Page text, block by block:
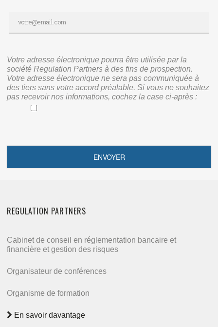
Votre adresse électronique pourra être utilisée par la
société Regulation Partners à des fins de prospection.
Votre adresse électronique ne sera pas communiquée à
des tiers sans votre accord préalable. Si vous ne souhaitez
pas recevoir nos informations, cochez la case ci-après :
REGULATION PARTNERS
Cabinet de conseil en réglementation bancaire et
financière et gestion des risques
Organisateur de conférences
Organisme de formation
En savoir davantage